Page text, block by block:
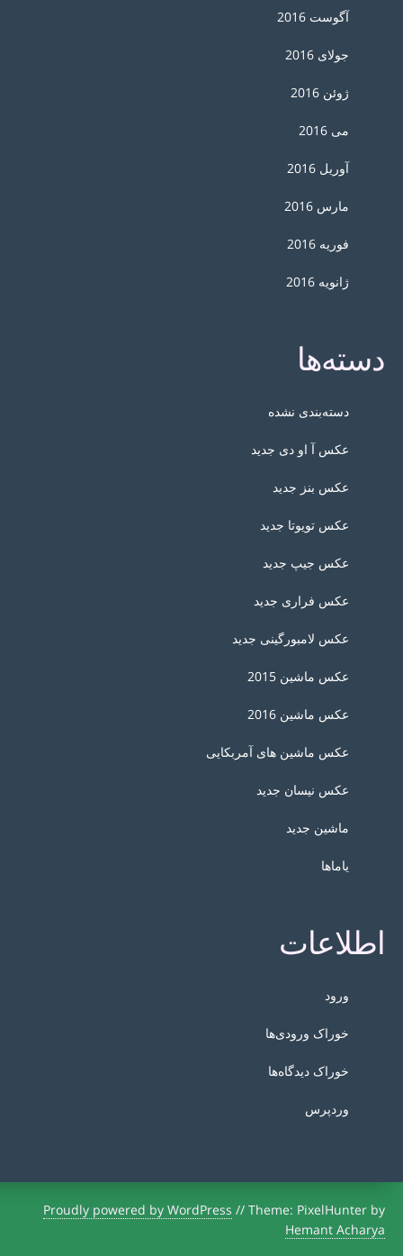
آگوست 2016
جولای 2016
ژوئن 2016
می 2016
آوریل 2016
مارس 2016
فوریه 2016
ژانویه 2016
دسته‌ها
دسته‌بندی نشده
عکس آ او دی جدید
عکس بنز جدید
عکس تویوتا جدید
عکس جیپ جدید
عکس فراری جدید
عکس لامبورگینی جدید
عکس ماشین 2015
عکس ماشین 2016
عکس ماشین های آمربکایی
عکس نیسان جدید
ماشین جدید
یاماها
اطلاعات
ورود
خوراک ورودی‌ها
خوراک دیدگاه‌ها
وردپرس
Proudly powered by WordPress // Theme: PixelHunter by
Hemant Acharya